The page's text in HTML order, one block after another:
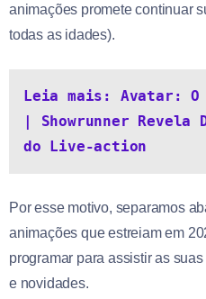
animações promete continuar
todas as idades).
Leia mais: Avatar:
| Showrunner Revela
do Live-action
Por esse motivo, separamos
animações que estreiam em
programar para assistir as
e novidades.